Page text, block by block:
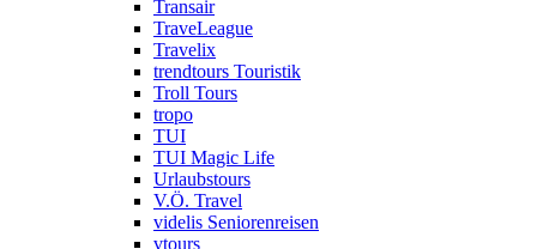
Transair
TraveLeague
Travelix
trendtours Touristik
Troll Tours
tropo
TUI
TUI Magic Life
Urlaubstours
V.Ö. Travel
videlis Seniorenreisen
vtours